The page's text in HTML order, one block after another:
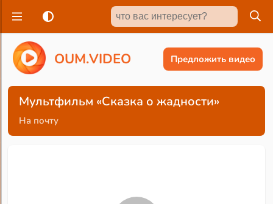
OUM.VIDEO Предложить видео
Мультфильм «Сказка о жадности»
На почту